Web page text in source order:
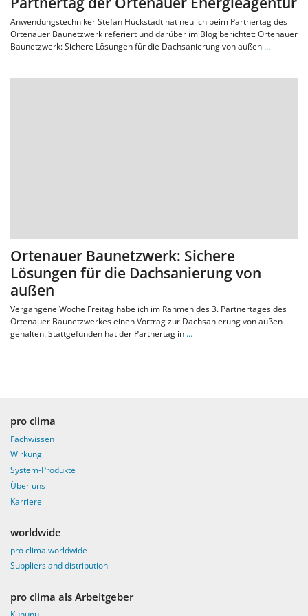
Anwendungstechniker Stefan Hückstädt hat neulich beim Partnertag des
Ortenauer Baunetzwerk referiert und darüber im Blog berichtet: Ortenauer
Baunetzwerk: Sichere Lösungen für die Dachsanierung von außen …
Ortenauer Baunetzwerk: Sichere
Lösungen für die Dachsanierung von
außen
Vergangene Woche Freitag habe ich im Rahmen des 3. Partnertages des
Ortenauer Baunetzwerkes einen Vortrag zur Dachsanierung von außen
gehalten. Stattgefunden hat der Partnertag in …
pro clima
Fachwissen
Wirkung
System-Produkte
Über uns
Karriere
worldwide
pro clima worldwide
Suppliers and distribution
pro clima als Arbeitgeber